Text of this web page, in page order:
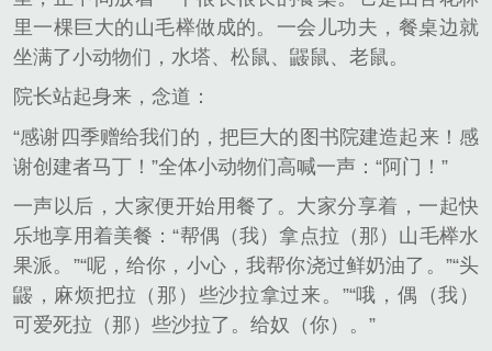
里一棵巨大的山毛榉做成的。一会儿功夫，餐桌边就
坐满了小动物们，水塔、松鼠、鼹鼠、老鼠。
院长站起身来，念道：
“感谢四季赠给我们的，把巨大的图书院建造起来！感
谢创建者马丁！”全体小动物们高喊一声：“阿门！”
一声以后，大家便开始用餐了。大家分享着，一起快
乐地享用着美餐：“帮偶（我）拿点拉（那）山毛榉水
果派。”“呢，给你，小心，我帮你浇过鲜奶油了。”“头
鼹，麻烦把拉（那）些沙拉拿过来。”“哦，偶（我）
可爱死拉（那）些沙拉了。给奴（你）。”